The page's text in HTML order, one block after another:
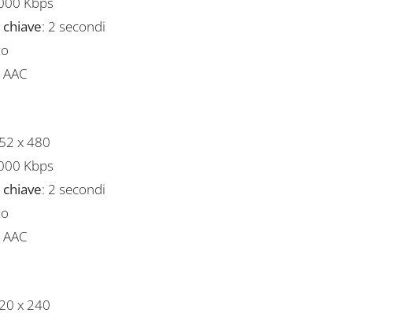
: 2 secondi
x 480
Kbps
: 2 secondi
x 240